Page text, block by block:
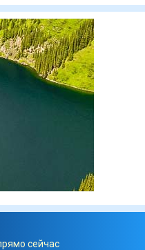
сейчас